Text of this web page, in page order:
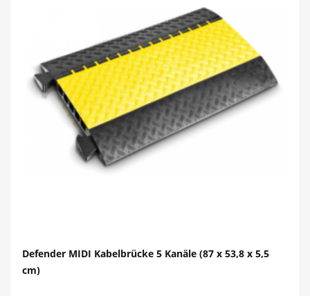
Defender MIDI Kabelbrücke 5 Kanäle (87 x 53,8 x 5,5
cm)